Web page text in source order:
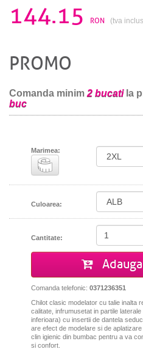
144.15 RON (tva
PROMO
Comanda minim 2 bucatila
buc
Marimea:
Culoarea:
Cantitate:
Comanda telefonic: 0371236351
Chilot clasic modelator cu talie inalta
calitate, infrumusetat in partile
inferioara) cu insertii de dantela
are efect de modelare si de
clin igienic din bumbac pentru a va
si confort.